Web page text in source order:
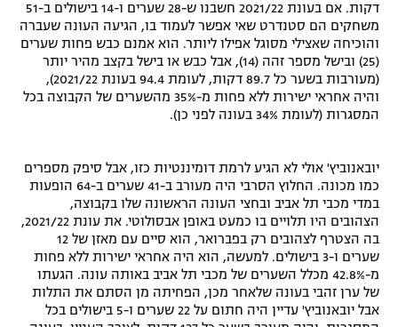
דקות. אם בעונת 2021/22 חשבנו ש-28 שערים ו-14 בישולים ב-51
משחקים הם סטנדרט שאי אפשר לעמוד בו, הגיעה העונה שעברה
והוכיחה שאצילי מסוגל אפילו ליותר. הוא אמנם כבש פחות שערים
(25) ובישל מספר זהה (14), אבל כבש או בישל בקצב מהיר יותר
(מעורבות בשער כל 89.7 דקות, לעומת 94.4 בעונת 2021/22),
והיה אחראי ישירות ללא פחות מ-35% מהשערים של הקבוצה בכל
המסגרות (לעומת 34% בעונה לפני כן).
יובאנוביץ' אולי לא הגיע לרמת דומיננטיות כזו, אבל סיפק מספרים
כמו מכונה. החלוץ הסרבי היה מעורב ב-41 שערים ב-64 הופעות
במדי מכבי תל אביב ובחצי העונה הראשונה שלו בקבוצה,
הצהובים היו תלויים בו כמעט באופן אבסולוטי. את עונת 2021/22,
בה הצטרף לצהובים רק בפברואר, הוא סיים עם מאזן של 12
שערים ו-3 בישולים. למעשה, הוא היה אחראי ישירות ללא פחות
מ-42.8% מכלל השערים של מכבי תל אביב באותה עונה. הגעתו
של ערן זהבי בעונה שלאחר מכן, הפחיתה מן הסתם את התלות
אבל יובאנוביץ' עדיין היה חתום על 22 שערים ו-5 בישולים בכל